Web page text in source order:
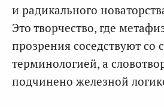
и радикального
Это творчество, где
прозрения соседствуют со
терминологией, а
подчинено железной